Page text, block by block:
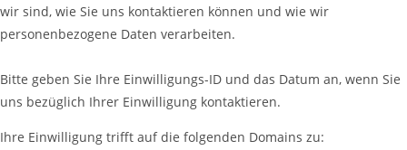
wir sind, wie Sie uns kontaktieren können und wie wir
personenbezogene Daten verarbeiten.
Bitte geben Sie Ihre Einwilligungs-ID und das Datum an, wenn Sie
uns bezüglich Ihrer Einwilligung kontaktieren.
Ihre Einwilligung trifft auf die folgenden Domains zu: